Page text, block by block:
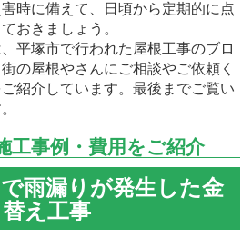
時に備えて、日頃から定期的に点
おきましょう。
平塚市で行われた屋根工事のブロ
の屋根やさんにご相談やご依頼く
紹介しています。最後までご覧い
工事例・費用をご紹介
雨漏りが発生した金
え工事